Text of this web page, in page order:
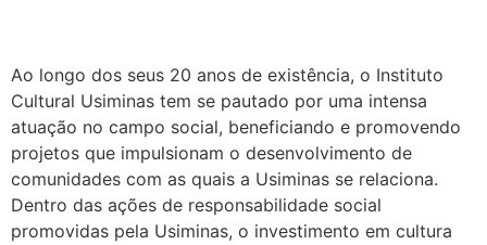
Ao longo dos seus 20 anos de existência, o Instituto
Cultural Usiminas tem se pautado por uma intensa
atuação no campo social, beneficiando e promovendo
projetos que impulsionam o desenvolvimento de
comunidades com as quais a Usiminas se relaciona.
Dentro das ações de responsabilidade social
promovidas pela Usiminas, o investimento em cultura